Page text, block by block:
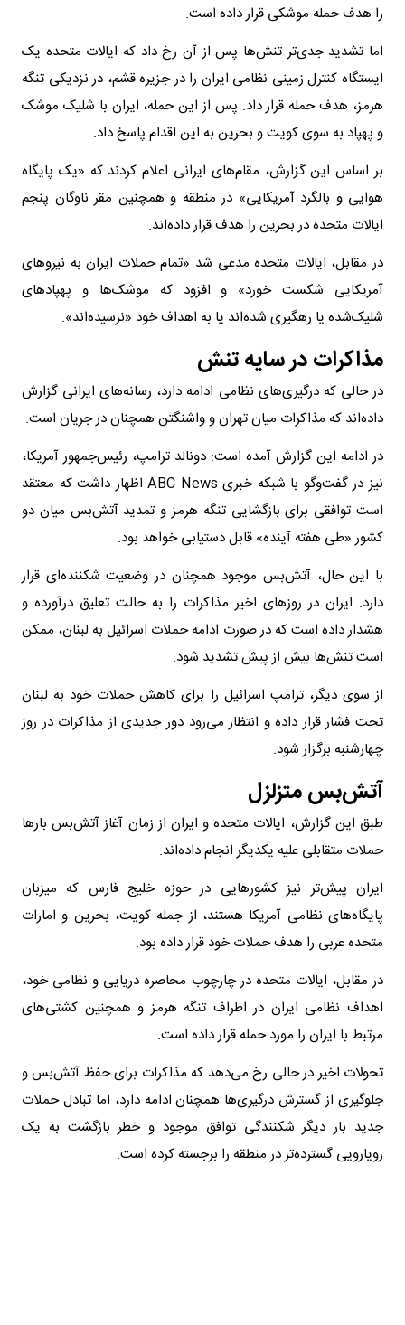
را هدف حمله موشکی قرار داده است.
اما تشدید جدی‌تر تنش‌ها پس از آن رخ داد که ایالات متحده یک
ایستگاه کنترل زمینی نظامی ایران را در جزیره قشم، در نزدیکی تنگه
هرمز، هدف حمله قرار داد. پس از این حمله، ایران با شلیک موشک
و پهپاد به سوی کویت و بحرین به این اقدام پاسخ داد.
بر اساس این گزارش، مقام‌های ایرانی اعلام کردند که «یک پایگاه
هوایی و بالگرد آمریکایی» در منطقه و همچنین مقر ناوگان پنجم
ایالات متحده در بحرین را هدف قرار داده‌اند.
در مقابل، ایالات متحده مدعی شد «تمام حملات ایران به نیروهای
آمریکایی شکست خورد» و افزود که موشک‌ها و پهپادهای
شلیک‌شده یا رهگیری شده‌اند یا به اهداف خود «نرسیده‌اند».
مذاکرات در سایه تنش
در حالی که درگیری‌های نظامی ادامه دارد، رسانه‌های ایرانی گزارش
داده‌اند که مذاکرات میان تهران و واشنگتن همچنان در جریان است.
در ادامه این گزارش آمده است: دونالد ترامپ، رئیس‌جمهور آمریکا،
نیز در گفت‌وگو با شبکه خبری ABC News اظهار داشت که معتقد
است توافقی برای بازگشایی تنگه هرمز و تمدید آتش‌بس میان دو
کشور «طی هفته آینده» قابل دستیابی خواهد بود.
با این حال، آتش‌بس موجود همچنان در وضعیت شکننده‌ای قرار
دارد. ایران در روزهای اخیر مذاکرات را به حالت تعلیق درآورده و
هشدار داده است که در صورت ادامه حملات اسرائیل به لبنان، ممکن
است تنش‌ها بیش از پیش تشدید شود.
از سوی دیگر، ترامپ اسرائیل را برای کاهش حملات خود به لبنان
تحت فشار قرار داده و انتظار می‌رود دور جدیدی از مذاکرات در روز
چهارشنبه برگزار شود.
آتش‌بس متزلزل
طبق این گزارش، ایالات متحده و ایران از زمان آغاز آتش‌بس بارها
حملات متقابلی علیه یکدیگر انجام داده‌اند.
ایران پیش‌تر نیز کشورهایی در حوزه خلیج فارس که میزبان
پایگاه‌های نظامی آمریکا هستند، از جمله کویت، بحرین و امارات
متحده عربی را هدف حملات خود قرار داده بود.
در مقابل، ایالات متحده در چارچوب محاصره دریایی و نظامی خود،
اهداف نظامی ایران در اطراف تنگه هرمز و همچنین کشتی‌های
مرتبط با ایران را مورد حمله قرار داده است.
تحولات اخیر در حالی رخ می‌دهد که مذاکرات برای حفظ آتش‌بس و
جلوگیری از گسترش درگیری‌ها همچنان ادامه دارد، اما تبادل حملات
جدید بار دیگر شکنندگی توافق موجود و خطر بازگشت به یک
رویارویی گسترده‌تر در منطقه را برجسته کرده است.